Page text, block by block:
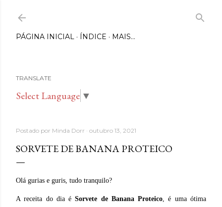
PÁGINA INICIAL ÍNDICE MAIS…
TRANSLATE
Select Language ▼
Postado por Minda Dorr outubro 13, 2021
SORVETE DE BANANA PROTEICO
Olá gurias e guris, tudo tranquilo?
A receita do dia éSorvete de Banana Proteico, é uma ótima